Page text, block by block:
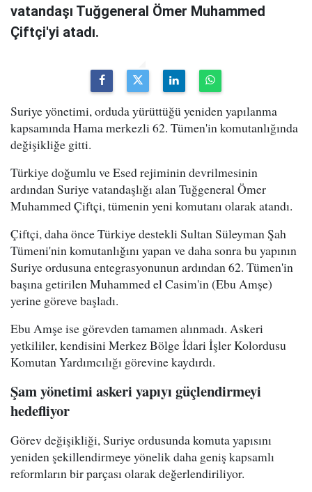
vatandaşı Tuğgeneral Ömer Muhammed
Çiftçi'yi atadı.
Suriye yönetimi, orduda yürüttüğü yeniden yapılanma
kapsamında Hama merkezli 62. Tümen'in komutanlığında
değişikliğe gitti.
Türkiye doğumlu ve Esed rejiminin devrilmesinin
ardından Suriye vatandaşlığı alan Tuğgeneral Ömer
Muhammed Çiftçi, tümenin yeni komutanı olarak atandı.
Çiftçi, daha önce Türkiye destekli Sultan Süleyman Şah
Tümeni'nin komutanlığını yapan ve daha sonra bu yapının
Suriye ordusuna entegrasyonunun ardından 62. Tümen'in
başına getirilen Muhammed el Casim'in (Ebu Amşe)
yerine göreve başladı.
Ebu Amşe ise görevden tamamen alınmadı. Askeri
yetkililer, kendisini Merkez Bölge İdari İşler Kolordusu
Komutan Yardımcılığı görevine kaydırdı.
Şam yönetimi askeri yapıyı güçlendirmeyi
hedefliyor
Görev değişikliği, Suriye ordusunda komuta yapısını
yeniden şekillendirmeye yönelik daha geniş kapsamlı
reformların bir parçası olarak değerlendiriliyor.